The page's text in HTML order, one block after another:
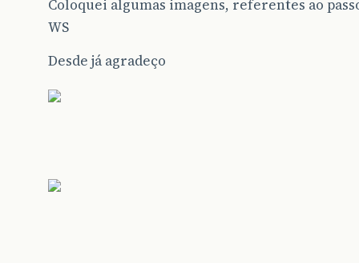
Coloquei algumas imagens, referentes ao
WS
Desde já agradeço